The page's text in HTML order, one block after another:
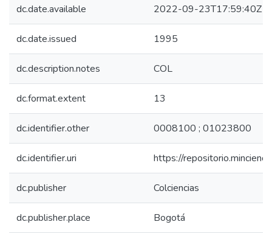
dc.date.available 2022-09-23T17:59:40Z
dc.date.issued 1995
dc.description.notes COL
dc.format.extent 13
dc.identifier.other 0008100 ; 01023800
dc.identifier.uri https://
dc.publisher Colciencias
dc.publisher.place Bogotá